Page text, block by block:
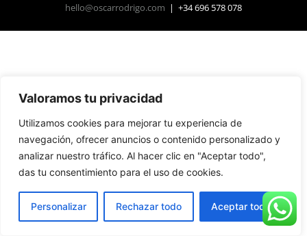
Valoramos tu privacidad
Utilizamos cookies para mejorar tu experiencia de
navegación, ofrecer anuncios o contenido personalizado y
analizar nuestro tráfico. Al hacer clic en "Aceptar todo",
das tu consentimiento para el uso de cookies.
Personalizar Rechazar todo Aceptar todo
hello@oscarrodrigo.com | +34 696 578 078